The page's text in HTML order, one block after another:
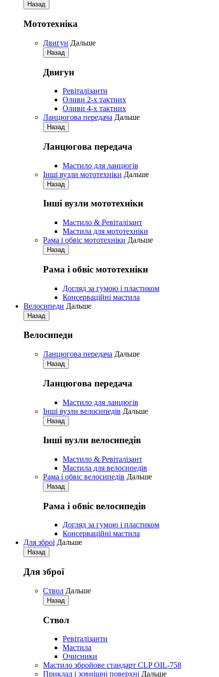
Назад
Мототехніка
Двигун Дальше
Назад
Двигун
Pевіталізанти
Оливи 2-х тактних
Оливи 4-х тактних
Ланцюгова передача Дальше
Назад
Ланцюгова передача
Мастило для ланцюгів
Iнші вузли мототехніки Дальше
Назад
Iнші вузли мототехніки
Мастило & Ревіталізант
Мастила для мототехніки
Рама і обвіс мототехніки Дальше
Назад
Рама і обвіс мототехніки
Догляд за гумою і пластиком
Консерваційні мастила
Велосипеди Дальше
Назад
Велосипеди
Ланцюгова передача Дальше
Назад
Ланцюгова передача
Мастило для ланцюгів
Iнші вузли велосипедів Дальше
Назад
Iнші вузли велосипедів
Мастило & Ревіталізант
Мастила для велосипедів
Рама і обвіс велосипедів Дальше
Назад
Рама і обвіс велосипедів
Догляд за гумою і пластиком
Консерваційні мастила
Для зброї Дальше
Назад
Для зброї
Ствол Дальше
Назад
Ствол
Ревіталізанти
Мастила
Очисники
Мастило збройове стандарт CLP OIL-758
Приклад і зовнішні поверхні Дальше